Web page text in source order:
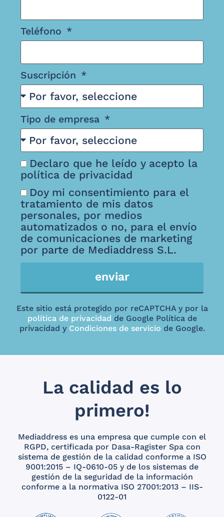
Teléfono
Suscripción
Tipo de empresa
Declaro que he leído y acepto la
política de privacidad
Doy mi consentimiento para el
tratamiento de mis datos
personales, por medios
automatizados o no, para el envío
de comunicaciones de marketing
por parte de Mediaddress S.L.
enviar
Este sitio está protegido por reCAPTCHA y por la
política de privacidad de Google Política de
privacidad y Condiciones de servicio de Google.
La calidad es lo
primero!
Mediaddress es una empresa que cumple con el
RGPD, certificada por Dasa-Ragister Spa con
sistema de gestión de la calidad conforme a ISO
9001:2015 – IQ-0610-05 y de los sistemas de
gestión de la seguridad de la información
conforme a la normativa ISO 27001:2013 – IIS-
0122-01